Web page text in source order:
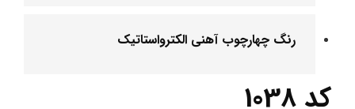
رنگ چهارچوب آهنی الکترواستاتیک
کد 1038